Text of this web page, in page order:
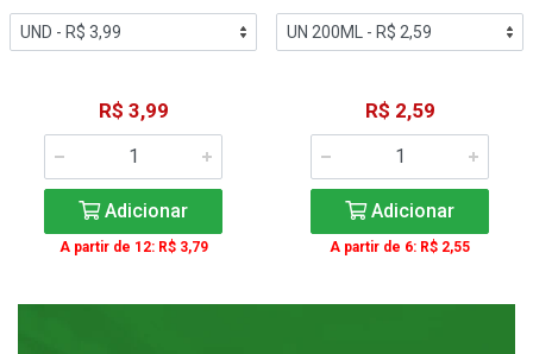
R$ 3,99
Adicionar
A partir de 12: R$ 3,79
R$ 2,59
Adicionar
A partir de 6: R$ 2,55